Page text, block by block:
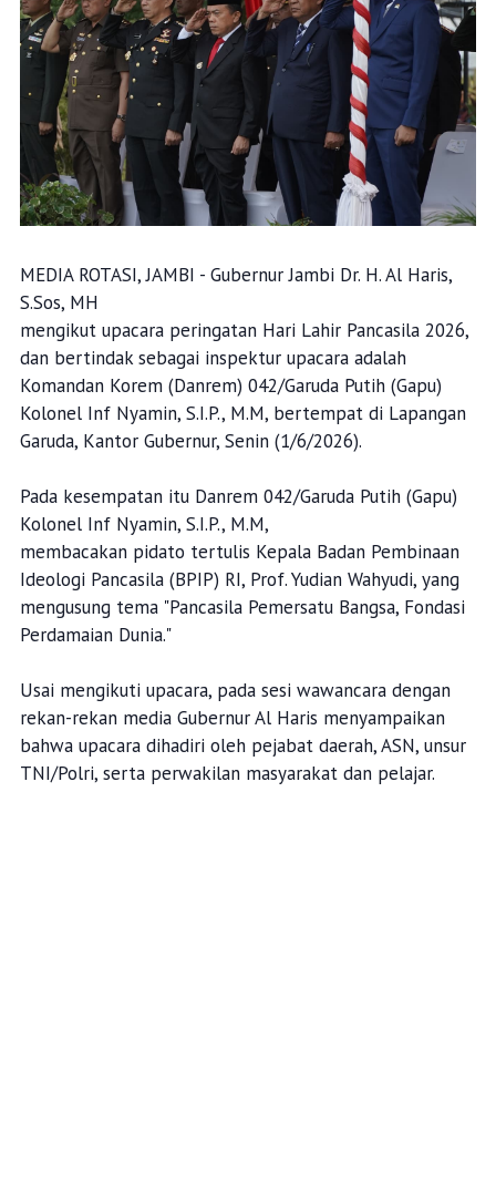
MEDIA ROTASI, JAMBI - Gubernur Jambi Dr. H. Al Haris,
S.Sos, MH
mengikut upacara peringatan Hari Lahir Pancasila 2026,
dan bertindak sebagai inspektur upacara adalah
Komandan Korem (Danrem) 042/Garuda Putih (Gapu)
Kolonel Inf Nyamin, S.I.P., M.M, bertempat di Lapangan
Garuda, Kantor Gubernur, Senin (1/6/2026).
Pada kesempatan itu Danrem 042/Garuda Putih (Gapu)
Kolonel Inf Nyamin, S.I.P., M.M,
membacakan pidato tertulis Kepala Badan Pembinaan
Ideologi Pancasila (BPIP) RI, Prof. Yudian Wahyudi, yang
mengusung tema "Pancasila Pemersatu Bangsa, Fondasi
Perdamaian Dunia."
Usai mengikuti upacara, pada sesi wawancara dengan
rekan-rekan media Gubernur Al Haris menyampaikan
bahwa upacara dihadiri oleh pejabat daerah, ASN, unsur
TNI/Polri, serta perwakilan masyarakat dan pelajar.